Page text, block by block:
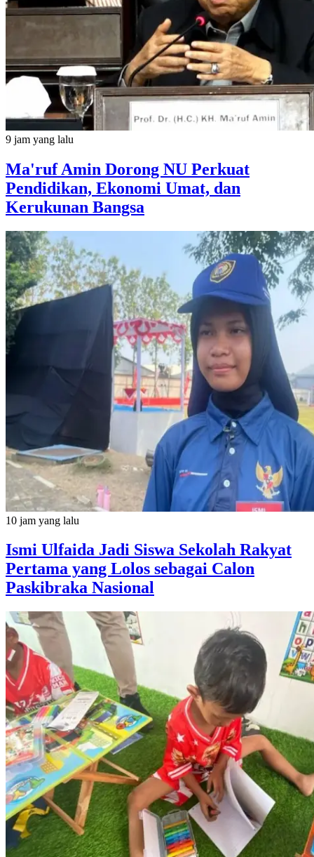
9 jam yang lalu
Ma'ruf Amin Dorong NU Perkuat
Pendidikan, Ekonomi Umat, dan
Kerukunan Bangsa
10 jam yang lalu
Ismi Ulfaida Jadi Siswa Sekolah Rakyat
Pertama yang Lolos sebagai Calon
Paskibraka Nasional